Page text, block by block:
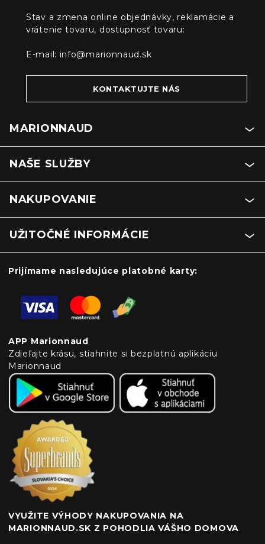
Stav a zmena online objednávky, reklamácie a
vrátenie tovaru, dostupnosť tovaru:
E-mail: info@marionnaud.sk
KONTAKTUJTE NÁS
MARIONNAUD
NAŠE SLUŽBY
NAKUPOVANIE
UŽITOČNÉ INFORMÁCIE
Prijímame nasledujúce platobné karty:
APP Marionnaud
Zdieľajte krásu, stiahnite si bezplatnú aplikáciu
Marionnaud
VYUŽITE VÝHODY NAKUPOVANIA NA
MARIONNAUD.SK Z POHODLIA VÁŠHO DOMOVA